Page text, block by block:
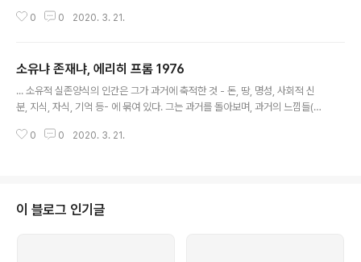
을 피하려고 하면 할수록, 눈은 점점 초롱초롱해지고, 그 사람의 이름은 모호해
한 실수를 저지르는 것이다. 우리는 상상을 더하는 훈련을 해야 한다. 매일 아침
자리에서 일어나기 전과 그리고 매일 저녁 잠자리에 들기 전에 눈을 감고 성공
을 위한 주문을 스무 번 반복한다. 나지막이 숫자를 세어가며 이렇게 반복한다.
0 0 2020. 3. 21.
소유냐 존재냐, 에리히 프롬 1976
... 소유적 실존양식의 인간은 그가 과거에 축적한 것 - 돈, 땅, 명성, 사회적 신
분, 지식, 자식, 기억 등- 에 묶여 있다. 그는 과거를 돌아보며, 과거의 느낌들(또
과거를 느끼려고 애쓴다. 그는 바로 과거 자체이다. 그는 "나는 과거의 나로 존
하고 종족을 번식시키기 위해서 자연과 싸우지 않으면 안되듯이, 문명인 역시
자연(본성)과 싸우지 않으면 안 된다. 그것도 그가 그 어떤 사회형태에 몸담..
0 0 2020. 3. 21.
이 블로그 인기글